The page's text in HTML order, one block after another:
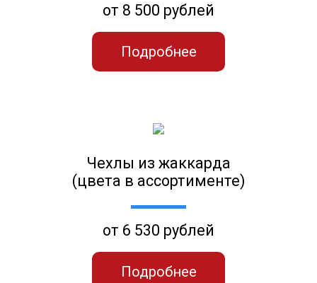
от 8 500 рублей
Подробнее
Чехлы из жаккарда
(цвета в ассортименте)
от 6 530 рублей
Подробнее